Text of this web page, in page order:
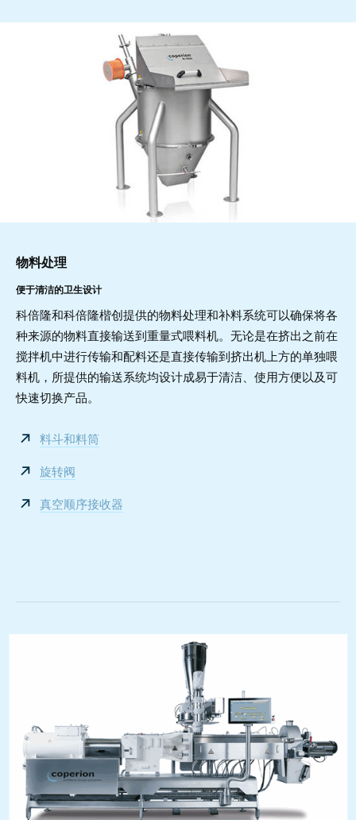
物料处理
便于清洁的卫生设计
科倍隆和科倍隆楷创提供的物料处理和补料系统可以确保将各
种来源的物料直接输送到重量式喂料机。无论是在挤出之前在
搅拌机中进行传输和配料还是直接传输到挤出机上方的单独喂
料机，所提供的输送系统均设计成易于清洁、使用方便以及可
快速切换产品。
料斗和料筒
旋转阀
真空顺序接收器